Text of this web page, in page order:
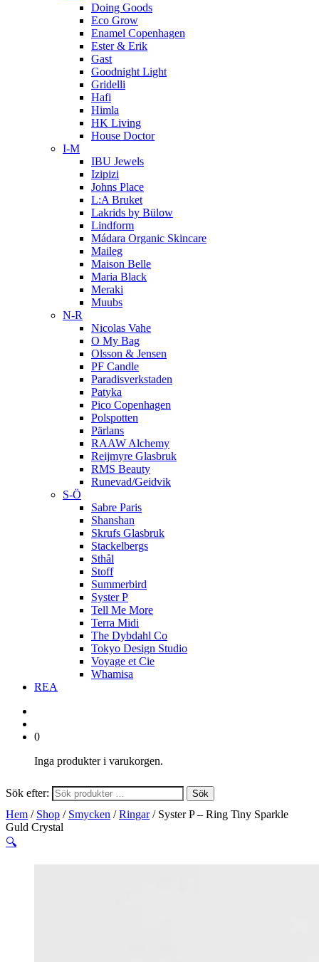
Doing Goods
Eco Grow
Enamel Copenhagen
Ester & Erik
Gast
Goodnight Light
Gridelli
Hafi
Himla
HK Living
House Doctor
I-M
IBU Jewels
Izipizi
Johns Place
L:A Bruket
Lakrids by Bülow
Lindform
Mádara Organic Skincare
Maileg
Maison Belle
Maria Black
Meraki
Muubs
N-R
Nicolas Vahe
O My Bag
Olsson & Jensen
PF Candle
Paradisverkstaden
Patyka
Pico Copenhagen
Polspotten
Pärlans
RAAW Alchemy
Reijmyre Glasbruk
RMS Beauty
Runevad/Geidvik
S-Ö
Sabre Paris
Shanshan
Skrufs Glasbruk
Stackelbergs
Sthål
Stoff
Summerbird
Syster P
Tell Me More
Terra Midi
The Dybdahl Co
Tokyo Design Studio
Voyage et Cie
Whamisa
REA
0
Inga produkter i varukorgen.
Sök efter: Sök
Hem / Shop / Smycken /Ringar/ Syster P – Ring Tiny Sparkle
Guld Crystal
🔍